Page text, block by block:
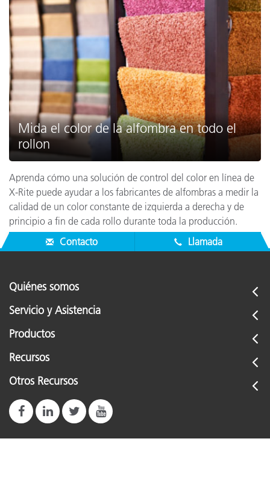
Mida el color de la alfombra en todo el
rollon
Aprenda cómo una solución de control del color en línea de
X-Rite puede ayudar a los fabricantes de alfombras a medir la
calidad de un color constante de izquierda a derecha y de
principio a fin de cada rollo durante toda la producción.
Contacto
Llamada
Quiénes somos
Servicio y Asistencia
Productos
Recursos
Otros Recursos